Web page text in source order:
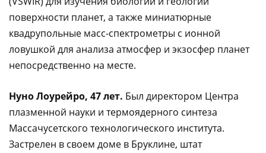
поверхности планет, а также миниатюрные
квадрупольные масс-спектрометры с ионной
ловушкой для анализа атмосфер и экзосфер планет
непосредственно на месте.
Нуно Лоурейро, 47 лет. Был директором Центра
плазменной науки и термоядерного синтеза
Массачусетского технологического института.
Застрелен в своем доме в Бруклине, штат